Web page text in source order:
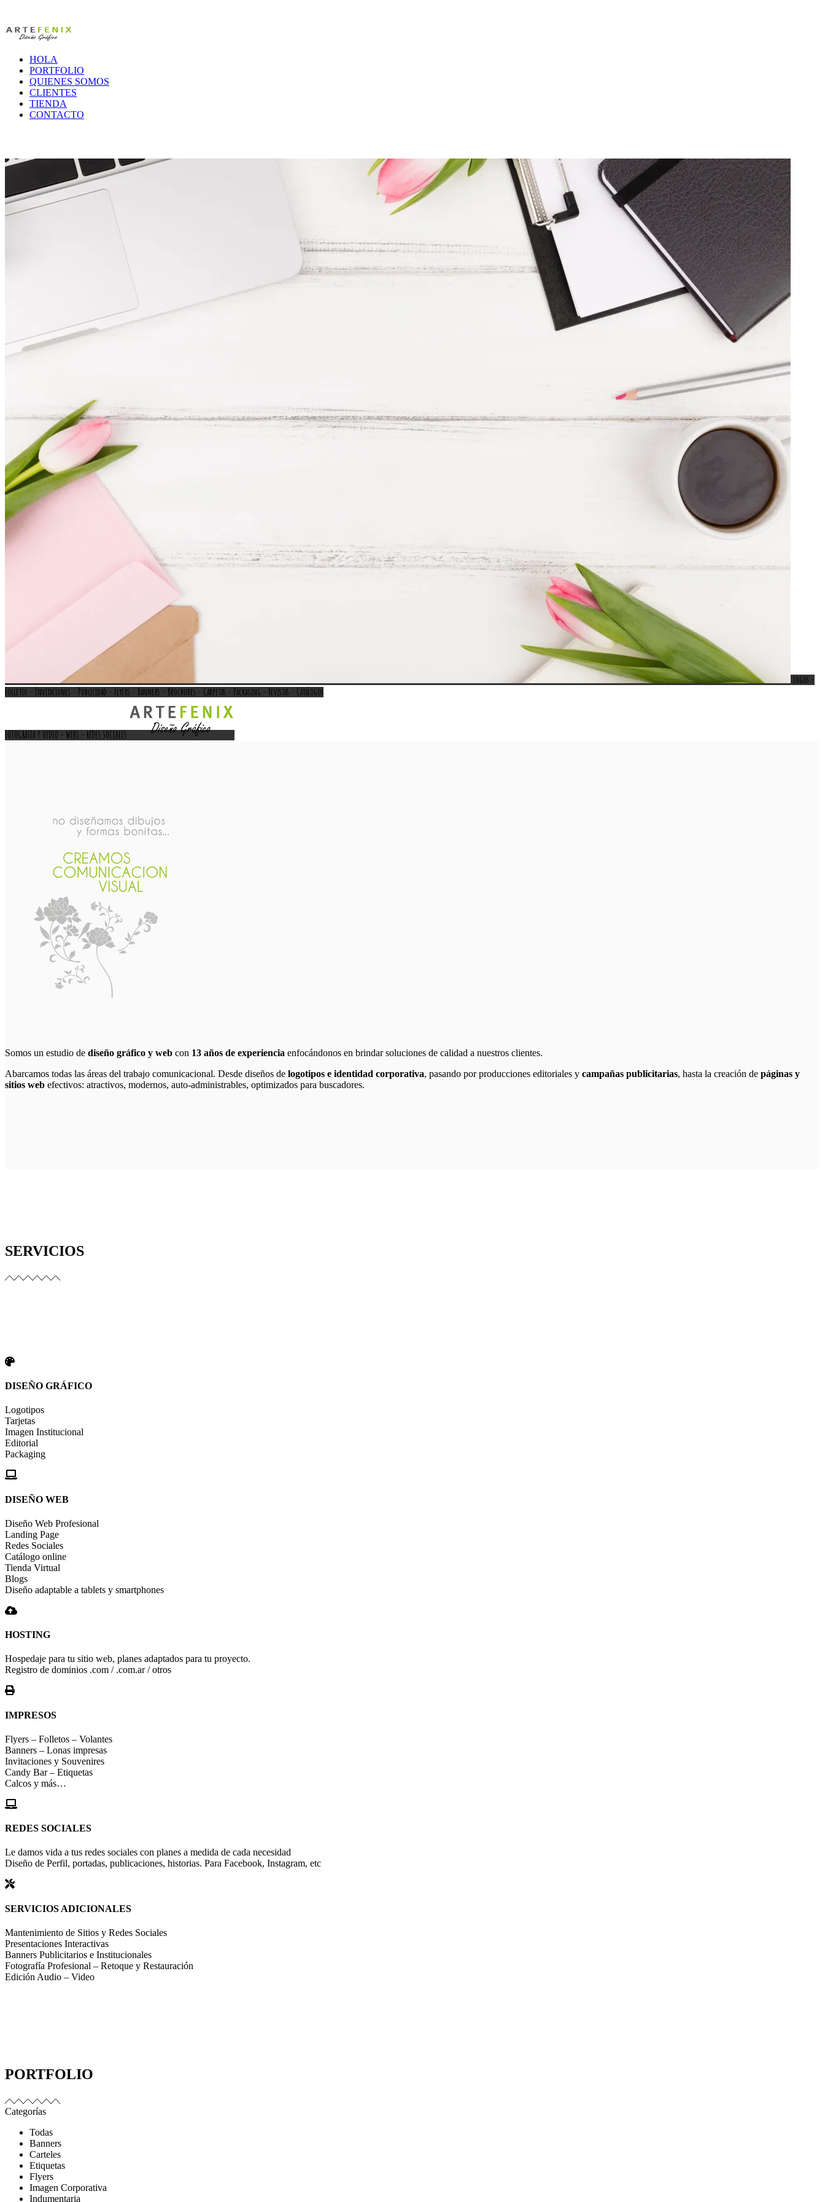
content
HOLA
PORTFOLIO
QUIENES SOMOS
CLIENTES
TIENDA
CONTACTO
Logos -
Folletos - Invitaciones - Publicidad - Flyers - Banners - Brochures - Carpetas - Packaging - Revistas - Catálogos
FOTOGRAFIA Y VIDEO - WEBS - REDES SOCIALES
Somos un estudio de diseño gráfico y web con 13 años de experiencia enfocándonos en brindar soluciones de calidad a nuestros clientes.
Abarcamos todas las áreas del trabajo comunicacional. Desde diseños de logotipos e identidad corporativa, pasando por producciones editoriales y campañas publicitarias, hasta la creación de páginas y
sitios web efectivos: atractivos, modernos, auto-administrables, optimizados para buscadores.
SERVICIOS
DISEÑO GRÁFICO
Logotipos
Tarjetas
Imagen Institucional
Editorial
Packaging
DISEÑO WEB
Diseño Web Profesional
Landing Page
Redes Sociales
Catálogo online
Tienda Virtual
Blogs
Diseño adaptable a tablets y smartphones
HOSTING
Hospedaje para tu sitio web, planes adaptados para tu proyecto.
Registro de dominios .com / .com.ar / otros
IMPRESOS
Flyers – Folletos – Volantes
Banners – Lonas impresas
Invitaciones y Souvenires
Candy Bar – Etiquetas
Calcos y más…
REDES SOCIALES
Le damos vida a tus redes sociales con planes a medida de cada necesidad
Diseño de Perfil, portadas, publicaciones, historias. Para Facebook, Instagram, etc
SERVICIOS ADICIONALES
Mantenimiento de Sitios y Redes Sociales
Presentaciones Interactivas
Banners Publicitarios e Institucionales
Fotografía Profesional – Retoque y Restauración
Edición Audio – Video
PORTFOLIO
Categorías
Todas
Banners
Carteles
Etiquetas
Flyers
Imagen Corporativa
Indumentaria